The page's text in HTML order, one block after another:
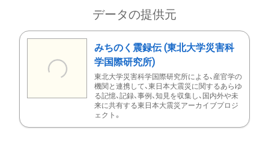
データの提供元
みちのく震録伝 (東北大学災害科
学国際研究所)
東北大学災害科学国際研究所による、産官学の
機関と連携して、東日本大震災に関するあらゆ
る記憶、記録、事例、知見を収集し、国内外や未
来に共有する東日本大震災アーカイブプロジ
ェクト。